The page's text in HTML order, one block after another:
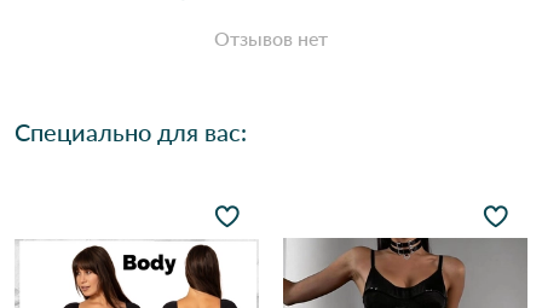
Отзывов нет
Специально для вас: